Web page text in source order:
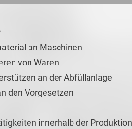
an Maschinen
von Waren
an der Abfüllanlage
den Vorgesetzen
innerhalb der Produktion